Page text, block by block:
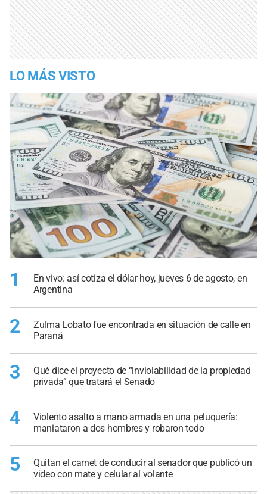
LO MÁS VISTO
1
En vivo: así cotiza el dólar hoy, jueves 6 de agosto, en
Argentina
2
Zulma Lobato fue encontrada en situación de calle en
Paraná
3
Qué dice el proyecto de “inviolabilidad de la propiedad
privada” que tratará el Senado
4
Violento asalto a mano armada en una peluquería:
maniataron a dos hombres y robaron todo
5
Quitan el carnet de conducir al senador que publicó un
video con mate y celular al volante